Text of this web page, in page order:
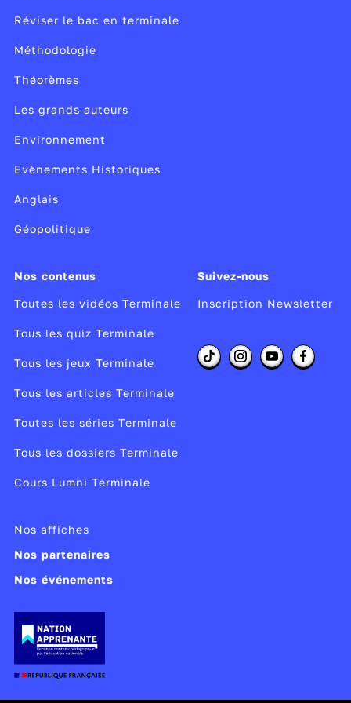
Réviser le bac en terminale
Méthodologie
Théorèmes
Les grands auteurs
Environnement
Evènements Historiques
Anglais
Géopolitique
Nos contenus
Toutes les vidéos Terminale
Tous les quiz Terminale
Tous les jeux Terminale
Tous les articles Terminale
Toutes les séries Terminale
Tous les dossiers Terminale
Cours Lumni Terminale
Suivez-nous
Inscription Newsletter
Nos affiches
Nos partenaires
Nos événements